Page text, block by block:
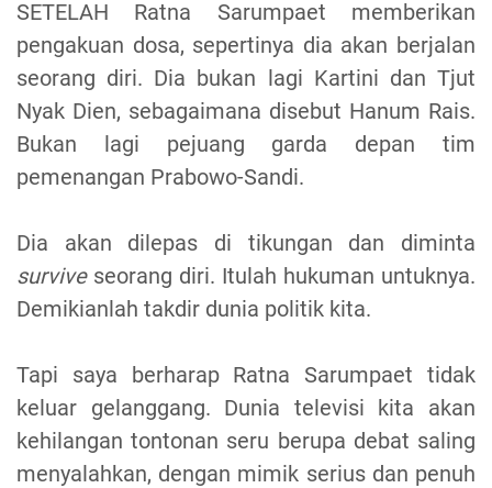
SETELAH Ratna Sarumpaet memberikan
pengakuan dosa, sepertinya dia akan berjalan
seorang diri. Dia bukan lagi Kartini dan Tjut
Nyak Dien, sebagaimana disebut Hanum Rais.
Bukan lagi pejuang garda depan tim
pemenangan Prabowo-Sandi.
Dia akan dilepas di tikungan dan diminta
surviveseorang diri. Itulah hukuman untuknya.
Demikianlah takdir dunia politik kita.
Tapi saya berharap Ratna Sarumpaet tidak
keluar gelanggang. Dunia televisi kita akan
kehilangan tontonan seru berupa debat saling
menyalahkan, dengan mimik serius dan penuh